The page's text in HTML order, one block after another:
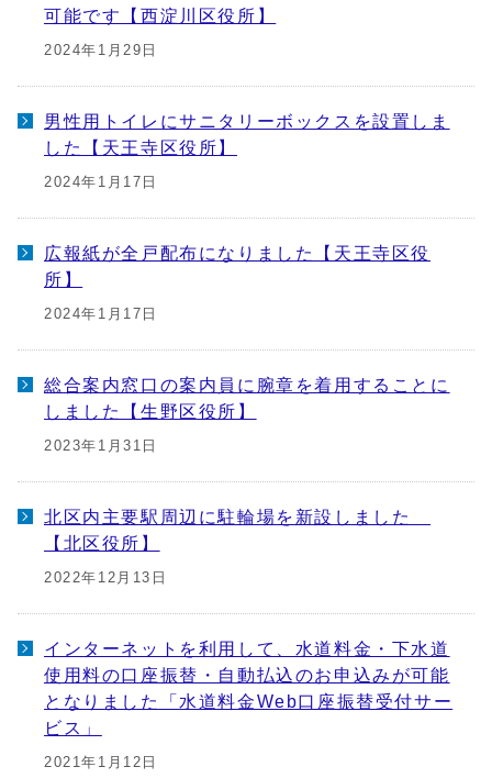
可能です【西淀川区役所】
2024年1月29日
男性用トイレにサニタリーボックスを設置しま
した【天王寺区役所】
2024年1月17日
広報紙が全戸配布になりました【天王寺区役
所】
2024年1月17日
総合案内窓口の案内員に腕章を着用することに
しました【生野区役所】
2023年1月31日
北区内主要駅周辺に駐輪場を新設しました
【北区役所】
2022年12月13日
インターネットを利用して、水道料金・下水道
使用料の口座振替・自動払込のお申込みが可能
となりました「水道料金Web口座振替受付サー
ビス」
2021年1月12日